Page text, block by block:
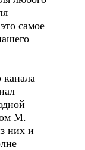
самое
канала
М.
них и